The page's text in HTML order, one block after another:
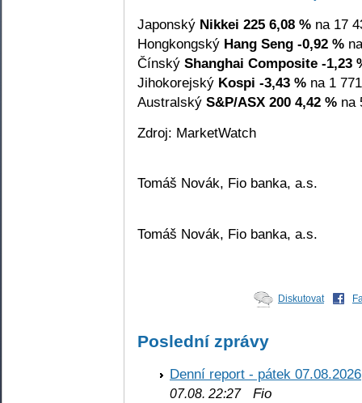
Japonský Nikkei 225 6,08 % na 17
Hongkongský Hang Seng -0,92 %
Čínský Shanghai Composite -1,23
Jihokorejský Kospi -3,43 % na 1
Australský S&P/ASX 200 4,42 % na
Zdroj: MarketWatch
Tomáš Novák, Fio banka, a.s.
Tomáš Novák, Fio banka, a.s.
Diskutovat
Poslední zprávy
Denní report - pátek 07.08.2026
07.08. 22:27Fio